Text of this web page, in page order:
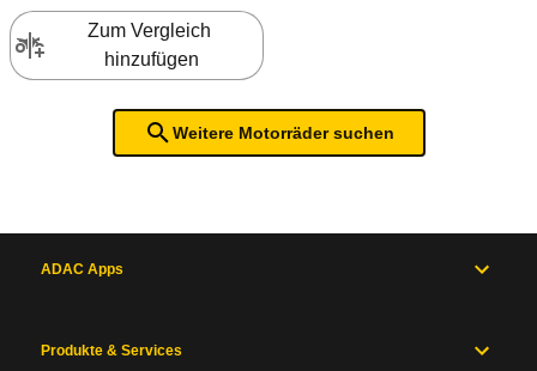
Zum Vergleich
hinzufügen
Weitere Motorräder suchen
ADAC Apps
Produkte & Services